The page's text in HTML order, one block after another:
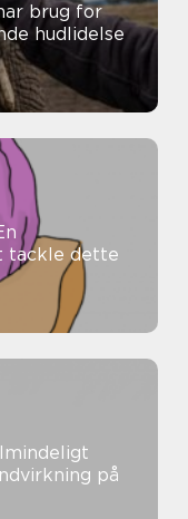
brug for
hudlidelse
tackle dette
på